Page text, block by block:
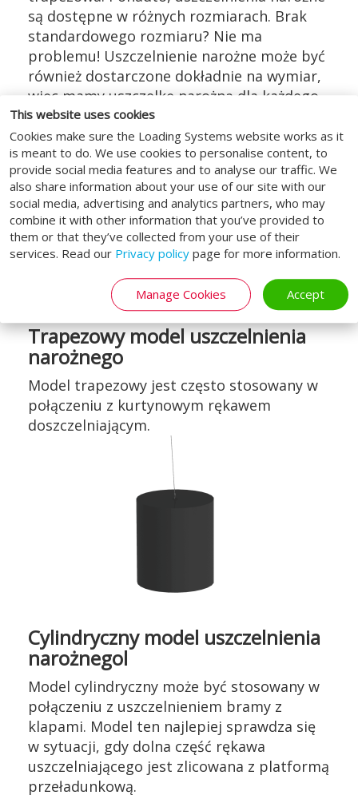
This website uses cookies
Cookies make sure the Loading Systems website works as it
is meant to do. We use cookies to personalise content, to
provide social media features and to analyse our traffic. We
also share information about your use of our site with our
social media, advertising and analytics partners, who may
combine it with other information that you’ve provided to
them or that they’ve collected from your use of their
services. Read our Privacy policy page for more information.
Manage Cookies Accept
są dostępne w różnych rozmiarach. Brak
standardowego rozmiaru? Nie ma
problemu! Uszczelnienie narożne może być
również dostarczone dokładnie na wymiar,
więc mamy uszczelkę narożną dla każdego
wymagania.
Trapezowy model uszczelnienia
narożnego
Model trapezowy jest często stosowany w
połączeniu z kurtynowym rękawem
doszczelniającym.
Cylindryczny model uszczelnienia
narożnegol
Model cylindryczny może być stosowany w
połączeniu z uszczelnieniem bramy z
klapami. Model ten najlepiej sprawdza się
w sytuacji, gdy dolna część rękawa
uszczelniającego jest zlicowana z platformą
przeładunkową.